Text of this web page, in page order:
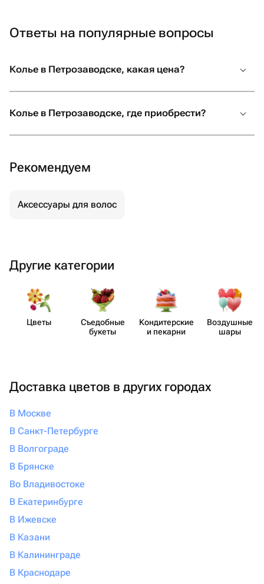
Ответы на популярные вопросы
Колье в Петрозаводске, какая цена?
Колье в Петрозаводске, где приобрести?
Рекомендуем
Аксессуары для волос
Другие категории
Цветы
Съедобные
букеты
Кондит​ерские
и пекарни
Воздушные
шары
Доставка цветов в других городах
В Москве
В Санкт-Петербурге
В Волгограде
В Брянске
Во Владивостоке
В Екатеринбурге
В Ижевске
В Казани
В Калининграде
В Краснодаре